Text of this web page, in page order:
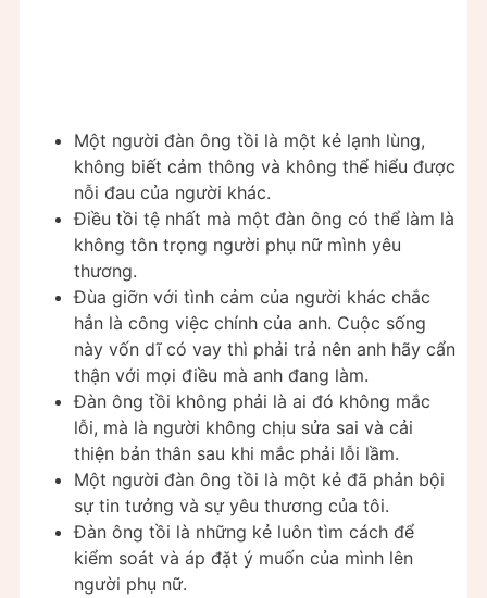
Một người đàn ông tồi là một kẻ lạnh lùng,
không biết cảm thông và không thể hiểu được
nỗi đau của người khác.
Điều tồi tệ nhất mà một đàn ông có thể làm là
không tôn trọng người phụ nữ mình yêu
thương.
Đùa giỡn với tình cảm của người khác chắc
hẳn là công việc chính của anh. Cuộc sống
này vốn dĩ có vay thì phải trả nên anh hãy cẩn
thận với mọi điều mà anh đang làm.
Đàn ông tồi không phải là ai đó không mắc
lỗi, mà là người không chịu sửa sai và cải
thiện bản thân sau khi mắc phải lỗi lầm.
Một người đàn ông tồi là một kẻ đã phản bội
sự tin tưởng và sự yêu thương của tôi.
Đàn ông tồi là những kẻ luôn tìm cách để
kiểm soát và áp đặt ý muốn của mình lên
người phụ nữ.